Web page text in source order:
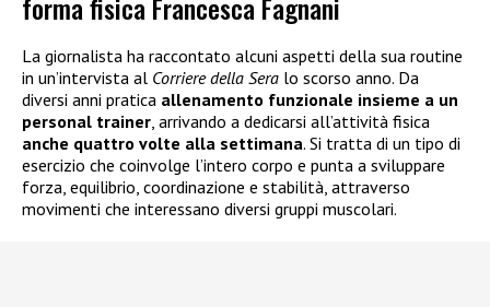
forma fisica Francesca Fagnani
La giornalista ha raccontato alcuni aspetti della sua routine
in un’intervista al Corriere della Sera lo scorso anno. Da
diversi anni pratica allenamento funzionale insieme a un
personal trainer, arrivando a dedicarsi all’attività fisica
anche quattro volte alla settimana. Si tratta di un tipo di
esercizio che coinvolge l’intero corpo e punta a sviluppare
forza, equilibrio, coordinazione e stabilità, attraverso
movimenti che interessano diversi gruppi muscolari.